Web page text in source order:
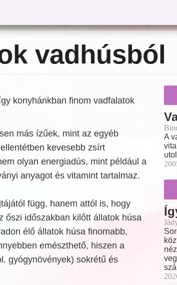
vadhúsból
konyhánkban finom vadfalatok
más ízűek, mint az egyéb
kevesebb zsírt
olyan energiadús, mint például a
anyagot és vitamint tartalmaz.
függ, hanem attól is, hogy
őszi időszakban kilőtt állatok húsa
élő állatok húsa finomabb,
emészthető, hiszen a
gyógynövények) sokrétű és
A